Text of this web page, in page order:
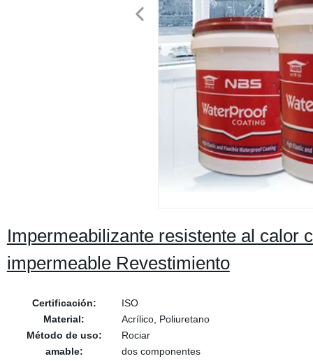
Impermeabilizante resistente al calor
impermeable Revestimiento
Certificación:
ISO
Material:
Acrílico, Poliuretano
Método de uso:
Rociar
amable:
dos componentes